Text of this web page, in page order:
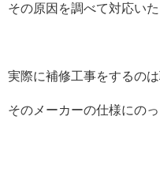
その原因を調べて対応いた
実際に補修工事をするのは
そのメーカーの仕様にの